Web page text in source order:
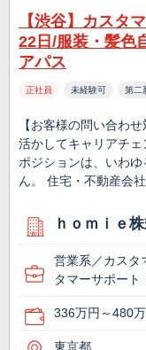
【渋谷】カス
22日/服装・髪色
アパス
正社員 未経験可 第二
【お客様の問い合わ
活かしてキャリアチ
ポジションは、いわ
ん。 住宅・不動産会
ｈｏｍｉｅ
営業系／カスタ
タマーサポート
336万円～480
東京都